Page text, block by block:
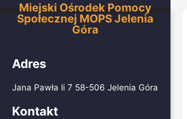
Miejski Ośrodek Pomocy
Społecznej MOPS Jelenia
Góra
Adres
Jana Pawła Ii 7 58-506 Jelenia Góra
Kontakt